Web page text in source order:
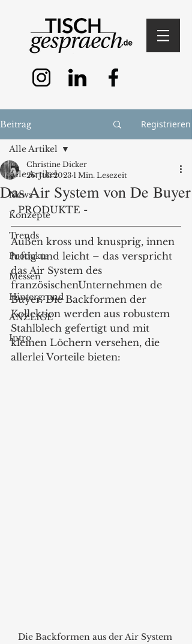
Beitrag Registrieren
Alle Artikel
News
Konzepte
Trends
Produkte
Messen
Hintergrund
ANZEIGE
Intro
Alle Artikel
Das Air System von De Buyer
Christine Dicker
26. Juli 2023 1 Min. Lesezeit
- PRODUKTE -
Außen kross und knusprig, innen
luftig und leicht – das verspricht
das Air System des
französischenUnternehmen de
Buyer. Die Backformen der
Kollektion werden aus robustem
Stahlblech gefertigt und mit
kleinen Löchern versehen, die
allerlei Vorteile bieten:
Die Backformen aus der Air System